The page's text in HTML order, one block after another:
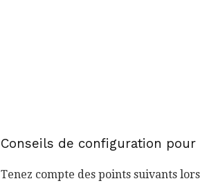
Conseils de configuration
Tenez compte des points suivants